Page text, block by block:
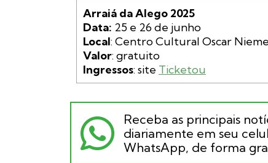
Arraiá da Alego 2025
Data:
Local
Valor
Ingressos: site Ticketou
Receba as principais
diariamente em seu
WhatsApp, de forma